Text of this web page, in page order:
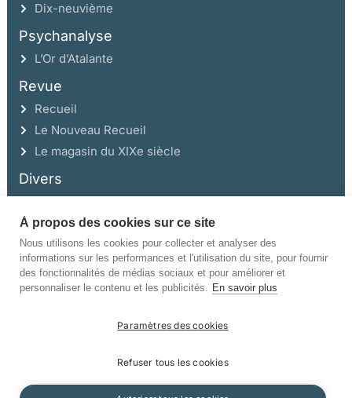
Dix-neuvième
Psychanalyse
L’Or d’Atalante
Revue
Recueil
Le Nouveau Recueil
Le magasin du XIXe siècle
Divers
Ce site a été réalisé avec l’aide de la Région Auvergne Rhône-Alpes et de la
Drac Rhône-Alpes.
©Champ Vallon. Tous droits réservés.
À propos des cookies sur ce site
Nous utilisons les cookies pour collecter et analyser des
informations sur les performances et l'utilisation du site, pour fournir
des fonctionnalités de médias sociaux et pour améliorer et
personnaliser le contenu et les publicités. En savoir plus
Paramètres des cookies
Refuser tous les cookies